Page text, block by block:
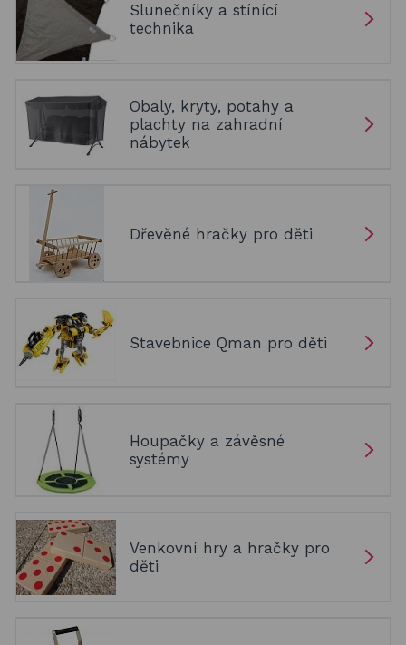
Slunečníky a stínící
technika
Obaly, kryty, potahy a
plachty na zahradní
nábytek
Dřevěné hračky pro děti
Stavebnice Qman pro děti
Houpačky a závěsné
systémy
Venkovní hry a hračky pro
děti